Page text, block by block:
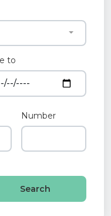
to
Number